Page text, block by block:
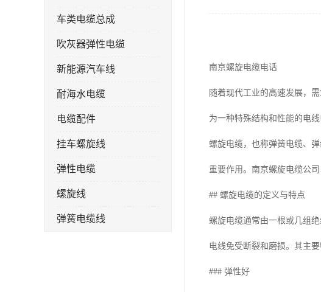
车类电缆总成
吹灰器弹性电缆
新能源汽车线
耐海水电缆
电缆配件
挂车螺旋线
弹性电缆
螺旋线
弹簧电缆线
南京螺旋电缆电话
随着现代工业的高速发展，
为一种特殊结构和性能的电
螺旋电缆，也称弹簧电缆、
重要作用。南京螺旋电缆公
## 螺旋电缆的定义与特点
螺旋电缆通常由一根或几组
电线免受断裂和磨损。其主
### 弹性好